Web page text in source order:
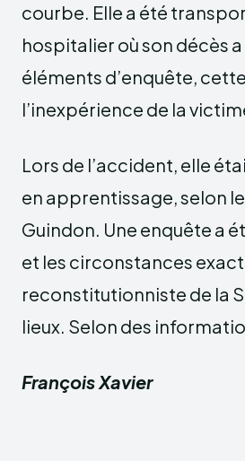
courbe. Elle a été
hospitalier où son décès
éléments d’enquête,
l’inexpérience de la
Lors de l’accident, elle
en apprentissage, selon
Guindon. Une enquête a
et les circonstances
reconstitutionniste de la
lieux. Selon des
François Xavier